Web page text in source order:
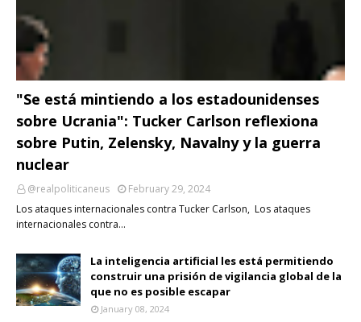
"Se está mintiendo a los estadounidenses
sobre Ucrania": Tucker Carlson reflexiona
sobre Putin, Zelensky, Navalny y la guerra
nuclear
@realpoliticaneus
February 29, 2024
Los ataques internacionales contra Tucker Carlson, Los ataques
internacionales contra…
La inteligencia artificial les está permitiendo
construir una prisión de vigilancia global de la
que no es posible escapar
January 08, 2024